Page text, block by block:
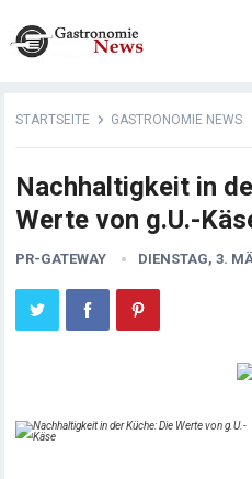
STARTSEITE GASTRONOMIE NEWS
Nachhaltigkeit in
Werte von g.U.-
PR-GATEWAY DIENSTAG, 3.